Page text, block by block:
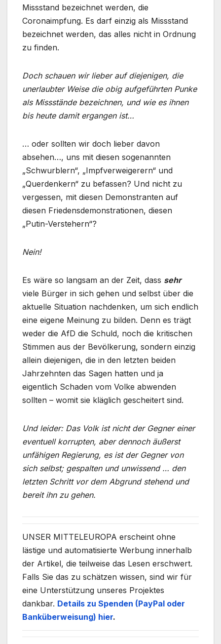
Missstand bezeichnet werden, die
Coronaimpfung. Es darf einzig als Missstand
bezeichnet werden, das alles nicht in Ordnung
zu finden.
Doch schauen wir lieber auf diejenigen, die
unerlaubter Weise die obig aufgeführten Punke
als Missstände bezeichnen, und wie es ihnen
bis heute damit ergangen ist…
… oder sollten wir doch lieber davon
absehen…, uns mit diesen sogenannten
„Schwurblern“, „Impfverweigerern“ und
„Querdenkern“ zu befassen? Und nicht zu
vergessen, mit diesen Demonstranten auf
diesen Friedensdemonstrationen, diesen
„Putin-Verstehern“?
Nein!
Es wäre so langsam an der Zeit, dass sehr
viele Bürger in sich gehen und selbst über die
aktuelle Situation nachdenken, um sich endlich
eine eigene Meinung zu bilden. Denn es trägt
weder die AfD die Schuld, noch die kritischen
Stimmen aus der Bevölkerung, sondern einzig
allein diejenigen, die in den letzten beiden
Jahrzehnten das Sagen hatten und ja
eigentlich Schaden vom Volke abwenden
sollten – womit sie kläglich gescheitert sind.
Und leider: Das Volk ist nicht der Gegner einer
eventuell korrupten, aber dennoch äußerst
unfähigen Regierung, es ist der Gegner von
sich selbst; gespalten und unwissend … den
letzten Schritt vor dem Abgrund stehend und
bereit ihn zu gehen.
UNSER MITTELEUROPA erscheint ohne
lästige und automatisierte Werbung innerhalb
der Artikel, die teilweise das Lesen erschwert.
Falls Sie das zu schätzen wissen, sind wir für
eine Unterstützung unseres Projektes
dankbar. Details zu Spenden (PayPal oder
Banküberweisung) hier.